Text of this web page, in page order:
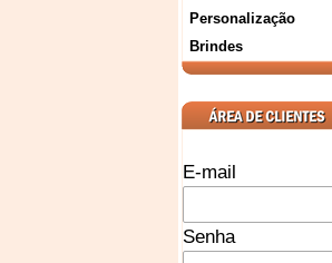
Personalização
Brindes
E-mail
Senha